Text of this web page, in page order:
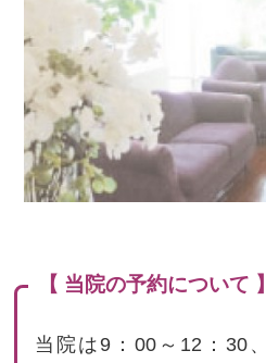
【 当院の予約について 】
当院は9：00～12：30